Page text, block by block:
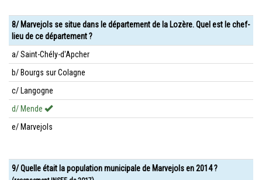
8/ Marvejols se situe dans le département de la Lozère. Quel est le chef-
lieu de ce département ?
a/ Saint-Chély-d'Apcher
b/ Bourgs sur Colagne
c/ Langogne
d/ Mende
e/ Marvejols
9/ Quelle était la population municipale de Marvejols en 2014 ?